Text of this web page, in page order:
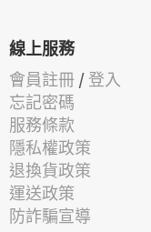
線上服務
會員註冊 / 登入
忘記密碼
服務條款
隱私權政策
退換貨政策
運送政策
防詐騙宣導